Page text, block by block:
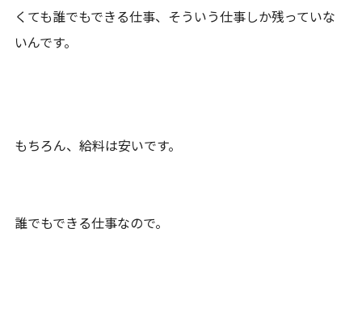
くても誰でもできる仕事、そういう仕事しか残っていな
いんです。
もちろん、給料は安いです。
誰でもできる仕事なので。